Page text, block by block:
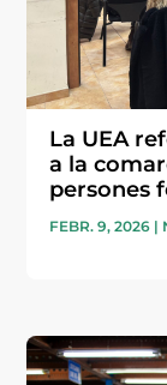
La UEA
a la
persones
FEBR. 9, 2026 |